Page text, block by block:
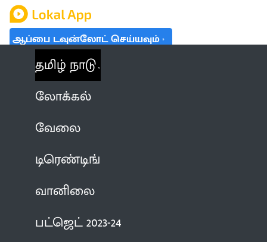
ஆப்பை டவுன்லோட் செய்யவும்
தமிழ் நாடு
லோக்கல்
வேலை
டிரெண்டிங்
வானிலை
பட்ஜெட் 2023-24